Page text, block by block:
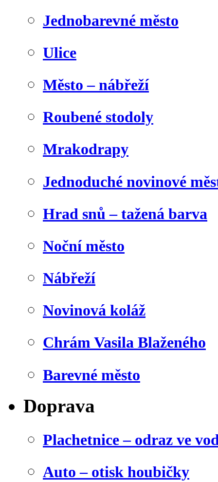
Jednobarevné město
Ulice
Město – nábřeží
Roubené stodoly
Mrakodrapy
Jednoduché novinové
Hrad snů – tažená barva
Noční město
Nábřeží
Novinová koláž
Chrám Vasila Blaženého
Barevné město
Doprava
Plachetnice – odraz ve
Auto – otisk houbičky